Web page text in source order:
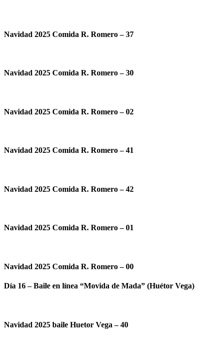
Navidad 2025 Comida R. Romero – 37
Navidad 2025 Comida R. Romero – 30
Navidad 2025 Comida R. Romero – 02
Navidad 2025 Comida R. Romero – 41
Navidad 2025 Comida R. Romero – 42
Navidad 2025 Comida R. Romero – 01
Navidad 2025 Comida R. Romero – 00
Día 16 – Baile en línea “Movida de Mada” (Huétor Vega)
Navidad 2025 baile Huetor Vega – 40